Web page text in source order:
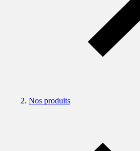
Nos produits